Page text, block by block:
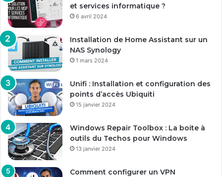
et services informatique ?
6 avril 2024
Installation de Home Assistant sur un
NAS Synology
1 mars 2024
Unifi : Installation et configuration des
points d’accès Ubiquiti
15 janvier 2024
Windows Repair Toolbox : La boite à
outils du Techos pour Windows
13 janvier 2024
Comment configurer un VPN